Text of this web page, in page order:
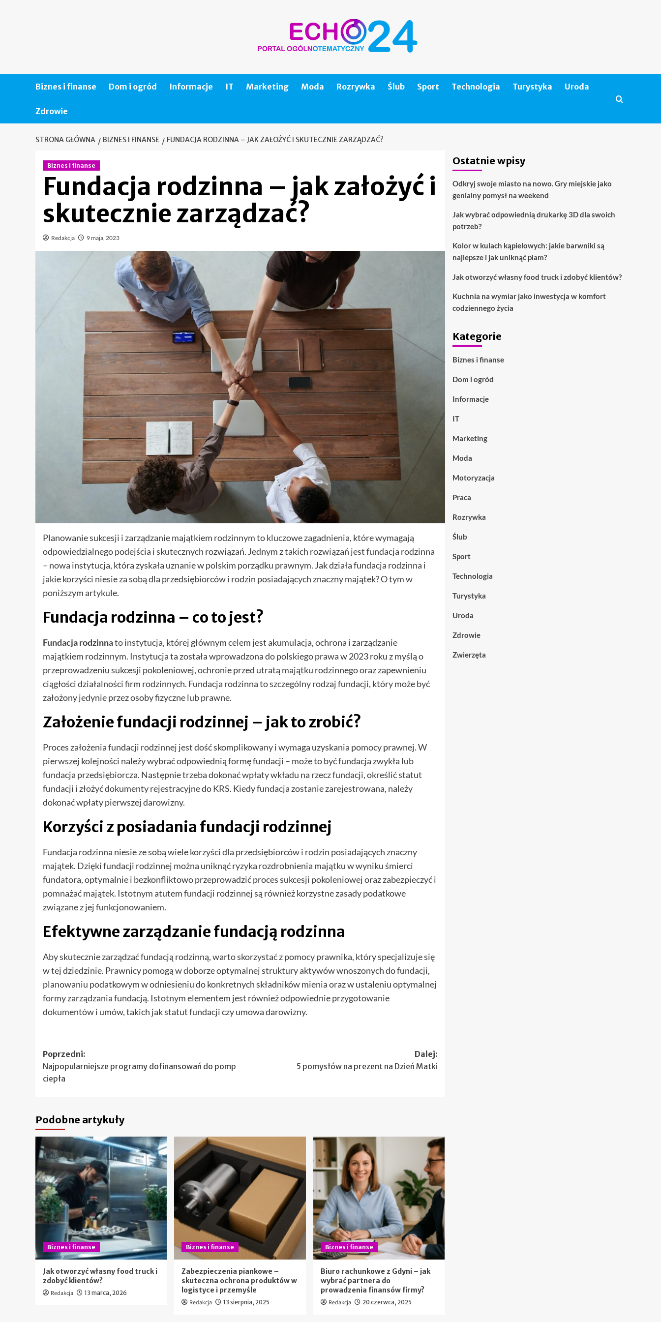
Biznes i finanse Dom i ogród Informacje IT Marketing Moda Rozrywka Ślub Sport Technologia Turystyka Uroda
Zdrowie
STRONA GŁÓWNA BIZNES I FINANSE FUNDACJA RODZINNA – JAK ZAŁOŻYĆ I SKUTECZNIE ZARZĄDZAĆ?
Biznes i finanse
Fundacja rodzinna – jak założyć i
skutecznie zarządzać?
Redakcja 9 maja, 2023
Planowanie sukcesji i zarządzanie majątkiem rodzinnym to kluczowe zagadnienia, które wymagają
odpowiedzialnego podejścia i skutecznych rozwiązań. Jednym z takich rozwiązań jest fundacja rodzinna
– nowa instytucja, która zyskała uznanie w polskim porządku prawnym. Jak działa fundacja rodzinna i
jakie korzyści niesie za sobą dla przedsiębiorców i rodzin posiadających znaczny majątek? O tym w
poniższym artykule.
Fundacja rodzinna – co to jest?
Fundacja rodzinnato instytucja, której głównym celem jest akumulacja, ochrona i zarządzanie
majątkiem rodzinnym. Instytucja ta została wprowadzona do polskiego prawa w 2023 roku z myślą o
przeprowadzeniu sukcesji pokoleniowej, ochronie przed utratą majątku rodzinnego oraz zapewnieniu
ciągłości działalności firm rodzinnych. Fundacja rodzinna to szczególny rodzaj fundacji, który może być
założony jedynie przez osoby fizyczne lub prawne.
Założenie fundacji rodzinnej – jak to zrobić?
Proces założenia fundacji rodzinnej jest dość skomplikowany i wymaga uzyskania pomocy prawnej. W
pierwszej kolejności należy wybrać odpowiednią formę fundacji – może to być fundacja zwykła lub
fundacja przedsiębiorcza. Następnie trzeba dokonać wpłaty wkładu na rzecz fundacji, określić statut
fundacji i złożyć dokumenty rejestracyjne do KRS. Kiedy fundacja zostanie zarejestrowana, należy
dokonać wpłaty pierwszej darowizny.
Korzyści z posiadania fundacji rodzinnej
Fundacja rodzinna niesie ze sobą wiele korzyści dla przedsiębiorców i rodzin posiadających znaczny
majątek. Dzięki fundacji rodzinnej można uniknąć ryzyka rozdrobnienia majątku w wyniku śmierci
fundatora, optymalnie i bezkonfliktowo przeprowadzić proces sukcesji pokoleniowej oraz zabezpieczyć i
pomnażać majątek. Istotnym atutem fundacji rodzinnej są również korzystne zasady podatkowe
związane z jej funkcjonowaniem.
Efektywne zarządzanie fundacją rodzinna
Aby skutecznie zarządzać fundacją rodzinną, warto skorzystać z pomocy prawnika, który specjalizuje się
w tej dziedzinie. Prawnicy pomogą w doborze optymalnej struktury aktywów wnoszonych do fundacji,
planowaniu podatkowym w odniesieniu do konkretnych składników mienia oraz w ustaleniu optymalnej
formy zarządzania fundacją. Istotnym elementem jest również odpowiednie przygotowanie
dokumentów i umów, takich jak statut fundacji czy umowa darowizny.
Zobacz
wpisy
Poprzedni:
Najpopularniejsze programy dofinansowań do pomp
ciepła
Dalej:
5 pomysłów na prezent na Dzień Matki
Podobne artykuły
Biznes i finanse
Jak otworzyć własny food truck i
zdobyć klientów?
Redakcja 13 marca, 2026
Biznes i finanse
Zabezpieczenia piankowe –
skuteczna ochrona produktów w
logistyce i przemyśle
Redakcja 13 sierpnia, 2025
Biznes i finanse
Biuro rachunkowe z Gdyni – jak
wybrać partnera do
prowadzenia finansów firmy?
Redakcja 20 czerwca, 2025
Ostatnie wpisy
Odkryj swoje miasto na nowo. Gry miejskie jako
genialny pomysł na weekend
Jak wybrać odpowiednią drukarkę 3D dla swoich
potrzeb?
Kolor w kulach kąpielowych: jakie barwniki są
najlepsze i jak uniknąć plam?
Jak otworzyć własny food truck i zdobyć klientów?
Kuchnia na wymiar jako inwestycja w komfort
codziennego życia
Kategorie
Biznes i finanse
Dom i ogród
Informacje
IT
Marketing
Moda
Motoryzacja
Praca
Rozrywka
Ślub
Sport
Technologia
Turystyka
Uroda
Zdrowie
Zwierzęta